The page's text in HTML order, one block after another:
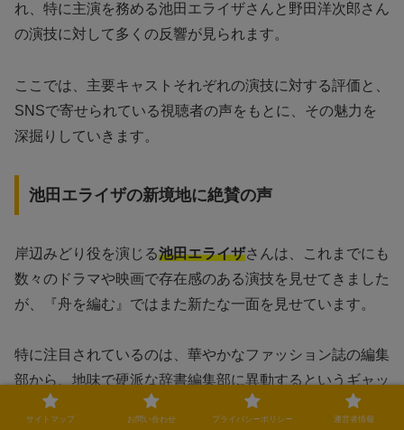
れ、特に主演を務める池田エライザさんと野田洋次郎さん
の演技に対して多くの反響が見られます。
ここでは、主要キャストそれぞれの演技に対する評価と、
SNSで寄せられている視聴者の声をもとに、その魅力を
深掘りしていきます。
池田エライザの新境地に絶賛の声
岸辺みどり役を演じる池田エライザさんは、これまでにも
数々のドラマや映画で存在感のある演技を見せてきました
が、『舟を編む』ではまた新たな一面を見せています。
特に注目されているのは、華やかなファッション誌の編集
部から、地味で硬派な辞書編集部に異動するというギャッ
プのある役柄を、
リアルで繊細な心理描写で表現している
サイトマップ お問い合わせ プライバシーポリシー 運営者情報